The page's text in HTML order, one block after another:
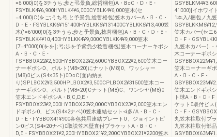
=6′000)0(を3チうち;歩と弔景負,総哲梱包)A・BoC・D・E・
FSYBLK4¥6,900HYBLK4¥6,000CYBLK4¥6,000笠木(セ
=4′000)C(をご;うち号,と予景負,総哲相包)笠木カバーA・B・C・
D・E・FSYBLKK6¥151400HYBLKK6¥131400CYBLKK6¥13,400笠
木(″=6′000)0(を3チうち;歩と予景負,捻苔梱包)A・B・C・D・E・
FSYBLKK4¥10,400HYBLKK4¥9,000CYBLKK4¥9,000笠木
(7=4″000)0(をを￨;号;歩を予紫負少稔哲梱包)笠木コーナーキボシ
A・B・C・E・
FSYBBOX22¥2,600HYBBOX22¥2,600CYBBOX22¥2,600笠木コー
ナーギボシO、ボルト(M8×20)にナット(M8)0、ワッシャー
(M8)0ビス(S4×35卜)0DoC(面内納ま
り)SPLBOX2¥3,500HPLBOX2¥3,500CPLBOX2¥31500笠木コー
ナーギボシO、ボルト(M8×20)Cナット(M8)C、ワンシヤ(M8)0
笠木エンドギボシA・B,C,D,E・
FSYBBOX23¥2,000HYBBOX23¥2,000CYBBOX23¥2,000笠木エン
ドギボシ0、ビス(S4×2ナペ)0笠木連結セット<i多/A・B・C・
D・E・FYBBOX41¥900各色共用連結ブレートO、ジョイントピ
ン0ビス(S4×20ナベ)0取説笠木壁直付ブラケットA・B・C・
D,E・FSYBBOX21¥2,200HYBBOX21¥2,200CYBBOX21¥2200笠木
41000)]イホワイ
1本入/梱包ノ九
笠木カバー(セニ
C・F・
九笠木カバー(ι
木コーナーギポ
笠木コーナーギ
A・B・C・F・
笠木エンドギポ
ト球A・B・C・
ケット0取付ビ
C・F・
丸笠木柱取付ブ
九笠木柱取付部